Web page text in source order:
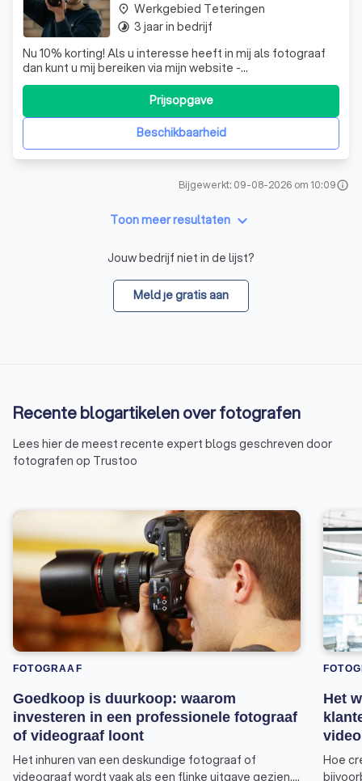
Nu 10% korting! Als u interesse heeft in mij als fotograaf
dan kunt u mij bereiken via mijn website -
Axelmolsphotography.com of Instagram.
Beschikbaarheid
Prijsopgave
place Werkgebied Teteringen
timelapse 3 jaar in bedrijf
Bijgewerkt: 09-08-2026 om 10:09info
Toon meer resultaten keyboard_arrow_down
Jouw bedrijf niet in de lijst?
Meld je gratis aan
Recente blogartikelen over fotografen
Lees hier de meest recente expert blogs geschreven door
fotografen op Trustoo
FOTOGRAAF
Goedkoop is duurkoop: waarom
investeren in een professionele fotograaf
of videograaf loont
Het inhuren van een deskundige fotograaf of
videograaf wordt vaak als een flinke uitgave gezien.
Het
Hoe